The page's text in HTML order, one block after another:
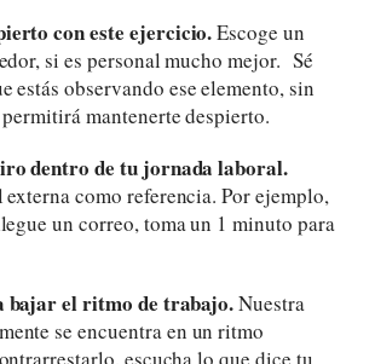
con este ejercicio.Escoge un
si es personal mucho mejor. Sé
estás observando ese elemento, sin
mantenerte despierto.
dentro de tu jornada laboral.
como referencia. Por ejemplo,
un correo, toma un 1 minuto para
bajar el ritmo de trabajo.Nuestra
se encuentra en un ritmo
escucha lo que dice tu